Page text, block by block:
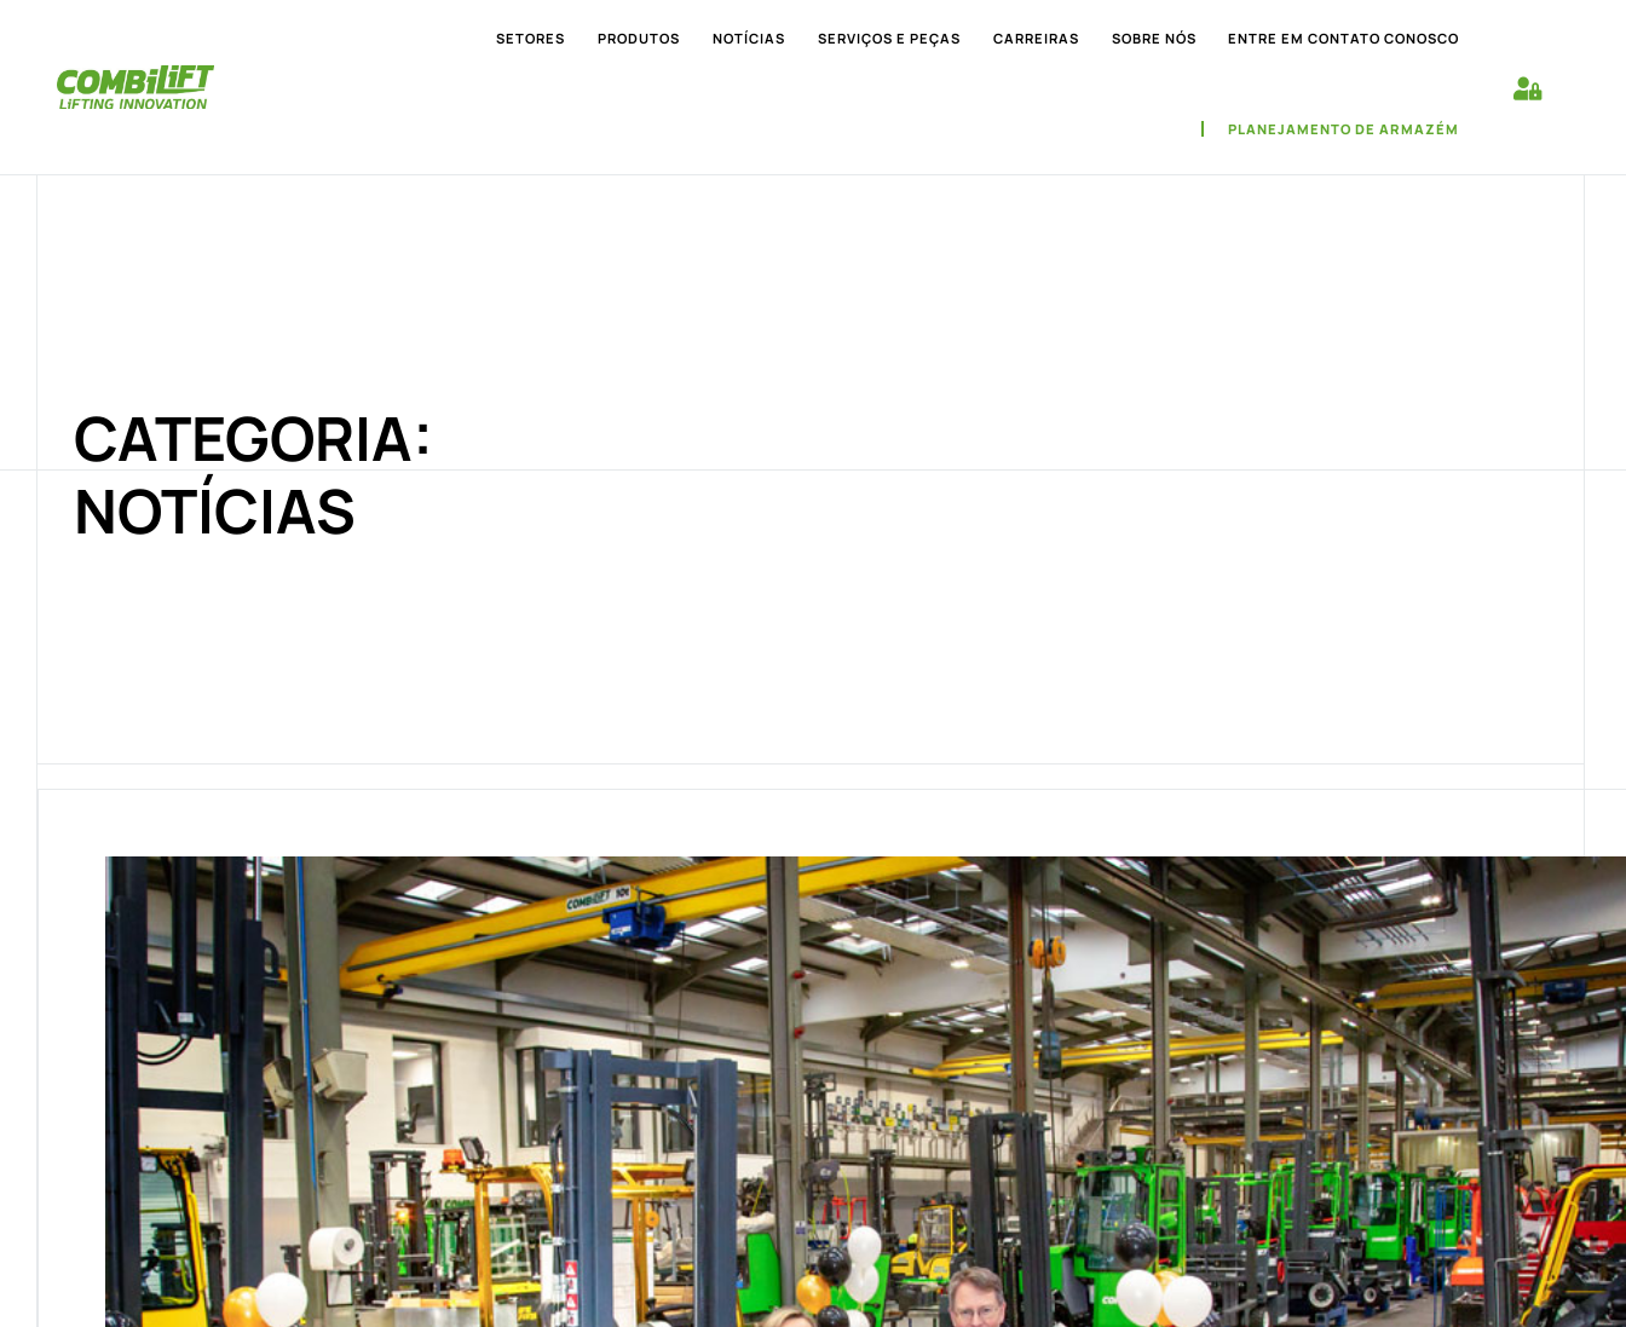
SETORES PRODUTOS NOTÍCIAS SERVIÇOS E PEÇAS CARREIRAS SOBRE NÓS ENTRE EM CONTATO CONOSCO
PLANEJAMENTO DE ARMAZÉM
CATEGORIA:
NOTÍCIAS